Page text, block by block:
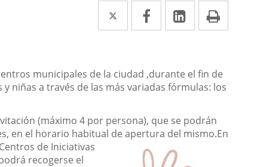
Twitter
Enlace
a
aplicación
externa.
Facebook
Enlace
a
aplicación
externa.
LinkedIn
Enlace
a
aplicación
externa.
municipales de la ciudad ,durante el fin de
niñas a través de las más variadas fórmulas: los
(máximo 4 por persona), que se podrán
en el horario habitual de apertura del mismo.En
de Iniciativas
recogerse el